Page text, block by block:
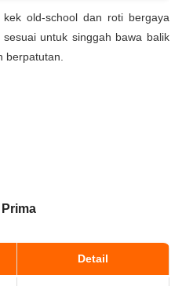
old-school dan roti bergaya
untuk singgah bawa balik
berpatutan.
Detail